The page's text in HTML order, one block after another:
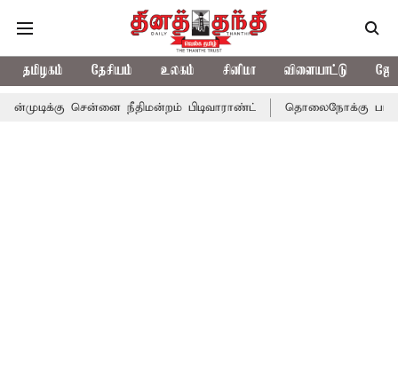
தமிழகம் தேசியம் உலகம் சினிமா விளையாட்டு
நீதிமன்றம் பிடிவாராண்ட் தொலைநோக்கு பார்வையுடன்